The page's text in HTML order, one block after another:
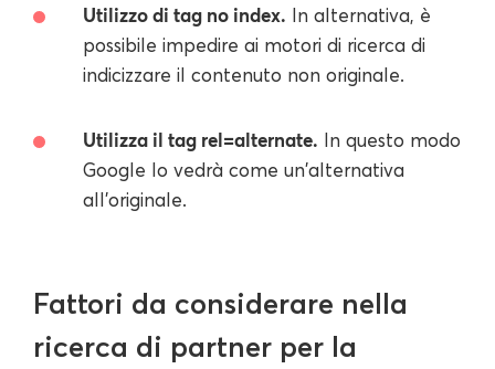
Utilizzo di tag no index. In alternativa, è
possibile impedire ai motori di ricerca di
indicizzare il contenuto non originale.
Utilizza il tag rel=alternate. In questo modo
Google lo vedrà come un'alternativa
all'originale.
Fattori da considerare nella
ricerca di partner per la